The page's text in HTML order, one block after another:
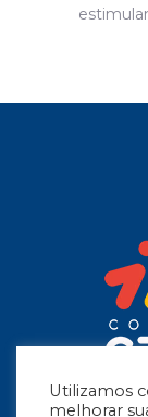
Utilizamos
melhorar